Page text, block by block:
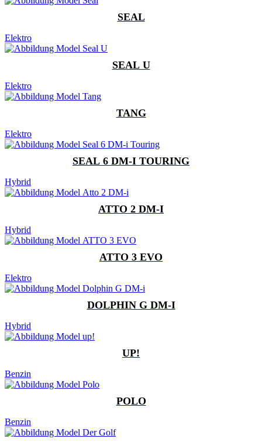
SEAL
Elektro
SEAL U
Elektro
TANG
Elektro
SEAL 6 DM-I TOURING
Hybrid
ATTO 2 DM-I
Hybrid
ATTO 3 EVO
Elektro
DOLPHIN G DM-I
Hybrid
UP!
Benzin
POLO
Benzin